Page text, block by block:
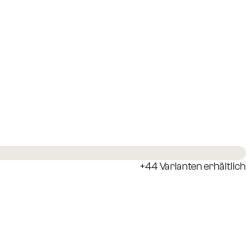
Sofort versandfertig
+44 Varianten erhältlich